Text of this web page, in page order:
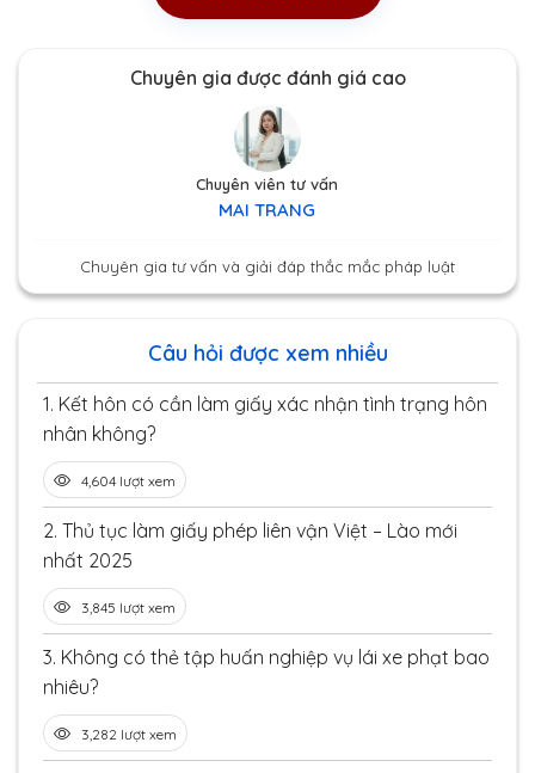
Chuyên gia được đánh giá cao
Chuyên viên tư vấn
MAI TRANG
Chuyên gia tư vấn và giải đáp thắc mắc pháp luật
Câu hỏi được xem nhiều
1. Kết hôn có cần làm giấy xác nhận tình trạng hôn
nhân không?
4,604 lượt xem
2. Thủ tục làm giấy phép liên vận Việt – Lào mới
nhất 2025
3,845 lượt xem
3. Không có thẻ tập huấn nghiệp vụ lái xe phạt bao
nhiêu?
3,282 lượt xem